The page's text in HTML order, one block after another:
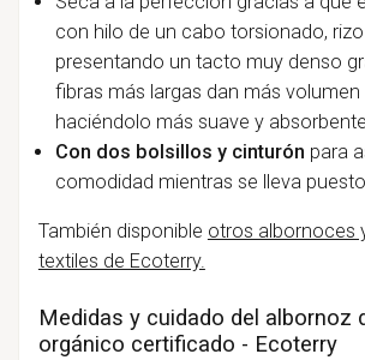
con hilo de un cabo torsionado,
presentando un tacto muy denso
fibras más largas dan más volumen
haciéndolo más suave y
Con dos bolsillos y cinturón para
comodidad mientras se lleva
También disponible otros albornoces
textiles de Ecoterry.
Medidas y cuidado del albornoz
orgánico certificado - Ecoterry